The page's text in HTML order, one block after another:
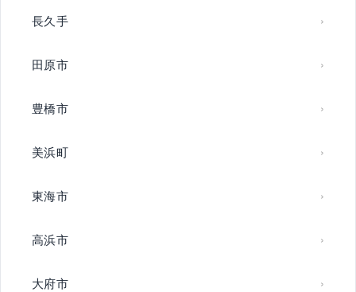
長久手
田原市
豊橋市
美浜町
東海市
高浜市
大府市